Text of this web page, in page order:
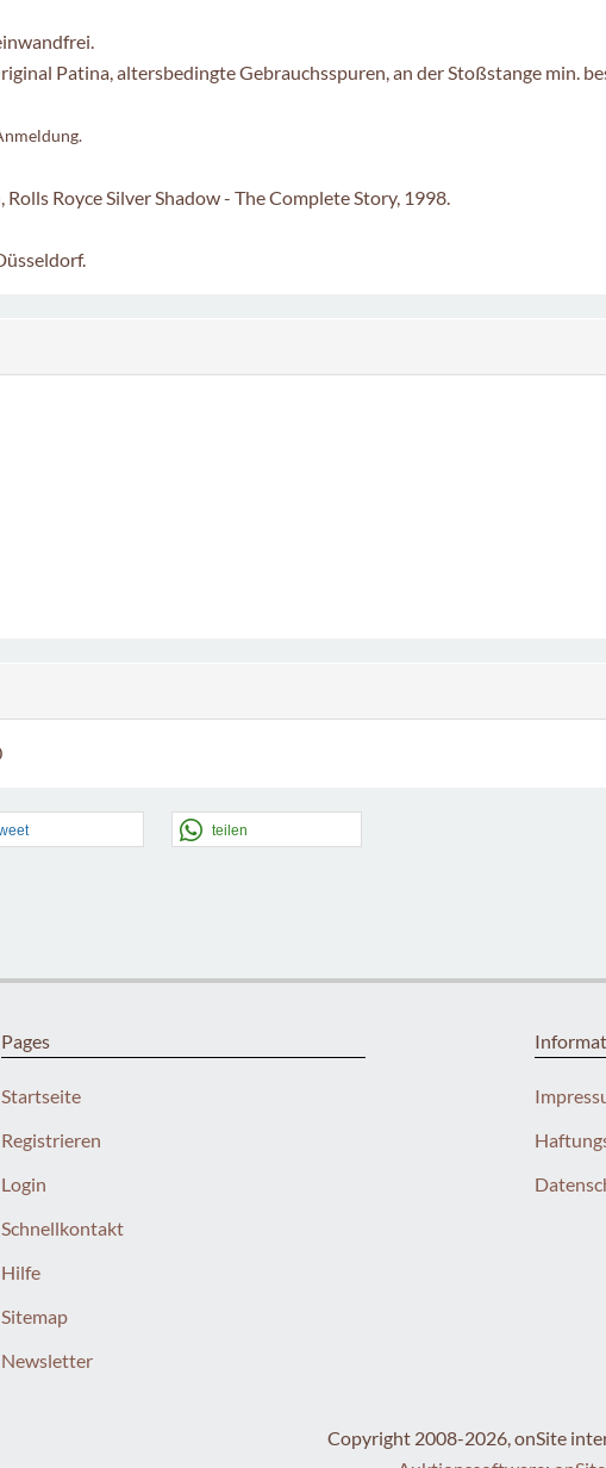
Patina, altersbedingte Gebrauchsspuren, an der Stoßstange min.
Royce Silver Shadow - The Complete Story, 1998.
teilen
Pages
Startseite
Registrieren
Login
Schnellkontakt
Hilfe
Sitemap
Newsletter
Copyright 2008-2026, onSite